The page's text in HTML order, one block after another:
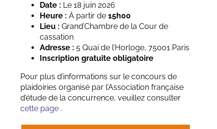
Date : Le 18 juin 2026
Heure : À partir de 15h00
Lieu : Grand’Chambre de la Cour de
cassation
Adresse : 5 Quai de l’Horloge, 75001 Paris
Inscription gratuite obligatoire
Pour plus d’informations sur le concours de
plaidoiries organisé par l’Association française
d’étude de la concurrence, veuillez consulter
cette page.